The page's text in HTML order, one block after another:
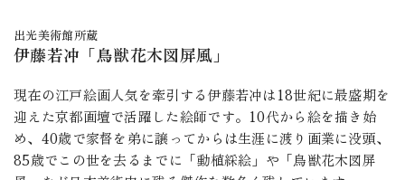
出光美術館所蔵
伊藤若冲「鳥獣花木図屏風」
現在の江戸絵画人気を牽引する伊藤若冲は18世紀に最盛期を
迎えた京都画壇で活躍した絵師です。10代から絵を描き始
め、40歳で家督を弟に譲ってからは生涯に渡り画業に没頭、
85歳でこの世を去るまでに「動植綵絵」や「鳥獣花木図屏